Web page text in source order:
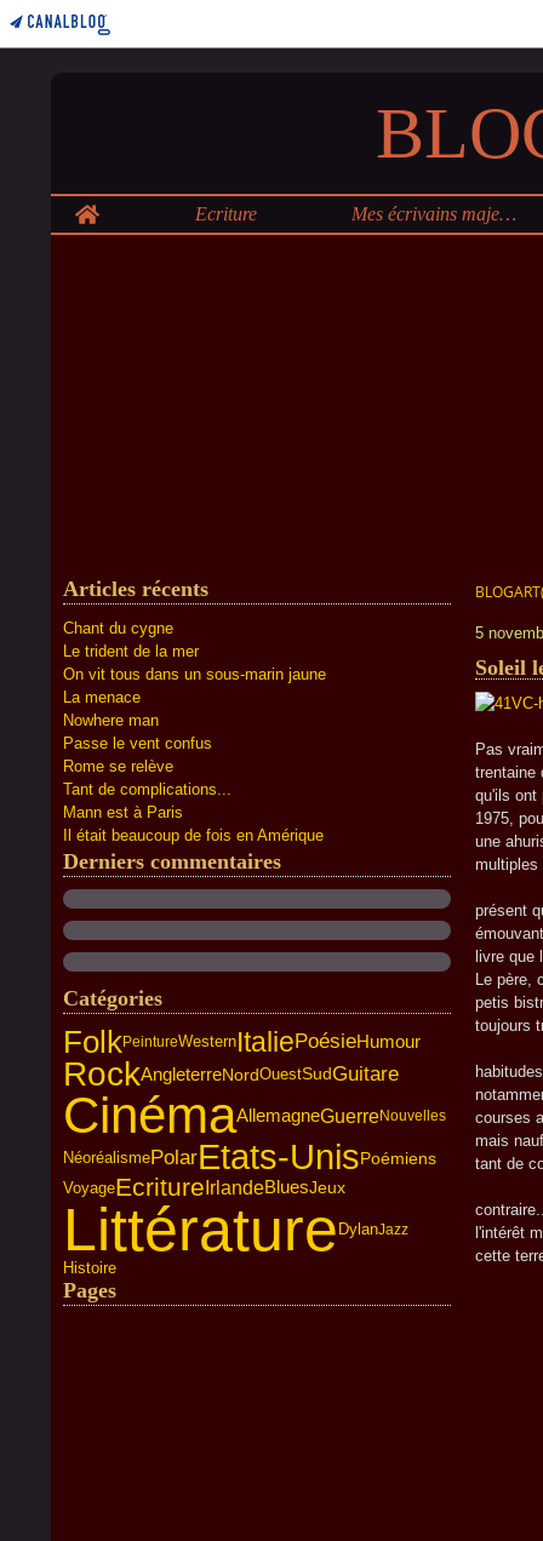
Home Ecriture Mes écrivains majeurs
Articles récents
Chant du cygne
Le trident de la mer
On vit tous dans un sous-marin jaune
La menace
Nowhere man
Passe le vent confus
Rome se relève
Tant de complications...
Mann est à Paris
Il était beaucoup de fois en Amérique
Derniers commentaires
Catégories
FolkPeintureWesternItaliePoésieHumour
RockAngleterreNordOuestSud Guitare
CinémaAllemagneGuerreNouvelles
NéoréalismePolarEtats-UnisPoémiens
VoyageEcriture IrlandeBluesJeux
Littérature DylanJazz
Histoire
Pages
5
Soleil
Pas
trentaine
qu'ils ont
1975,
une
multiples
présent
livre que
Le père,
petis
toujours
courses
mais
tant de
l'intérêt
cette